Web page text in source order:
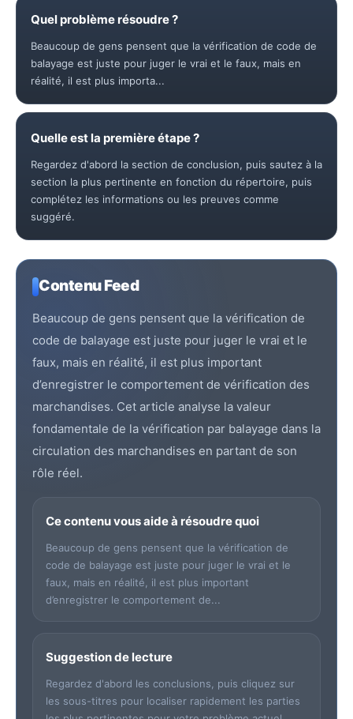
Quel problème résoudre ?
Beaucoup de gens pensent que la vérification de code de
balayage est juste pour juger le vrai et le faux, mais en
réalité, il est plus importa...
Quelle est la première étape ?
Regardez d'abord la section de conclusion, puis sautez à la
section la plus pertinente en fonction du répertoire, puis
complétez les informations ou les preuves comme
suggéré.
Contenu Feed
Beaucoup de gens pensent que la vérification de
code de balayage est juste pour juger le vrai et le
faux, mais en réalité, il est plus important
d’enregistrer le comportement de vérification des
marchandises. Cet article analyse la valeur
fondamentale de la vérification par balayage dans la
circulation des marchandises en partant de son
rôle réel.
Ce contenu vous aide à résoudre quoi
Beaucoup de gens pensent que la vérification de
code de balayage est juste pour juger le vrai et le
faux, mais en réalité, il est plus important
d’enregistrer le comportement de...
Suggestion de lecture
Regardez d'abord les conclusions, puis cliquez sur
les sous-titres pour localiser rapidement les parties